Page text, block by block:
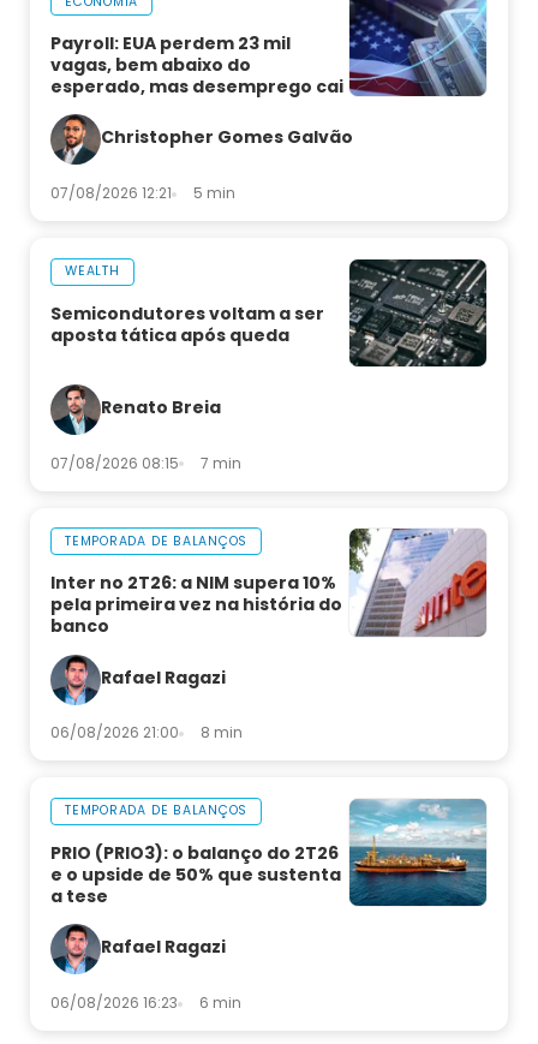
Payroll: EUA perdem 23 mil
vagas, bem abaixo do
esperado, mas desemprego cai
Christopher Gomes Galvão
07/08/2026 12:21 5 min
WEALTH
Semicondutores voltam a ser
aposta tática após queda
Renato Breia
07/08/2026 08:15 7 min
TEMPORADA DE BALANÇOS
Inter no 2T26: a NIM supera 10%
pela primeira vez na história do
banco
Rafael Ragazi
06/08/2026 21:00 8 min
TEMPORADA DE BALANÇOS
PRIO (PRIO3): o balanço do 2T26
e o upside de 50% que sustenta
a tese
Rafael Ragazi
06/08/2026 16:23 6 min